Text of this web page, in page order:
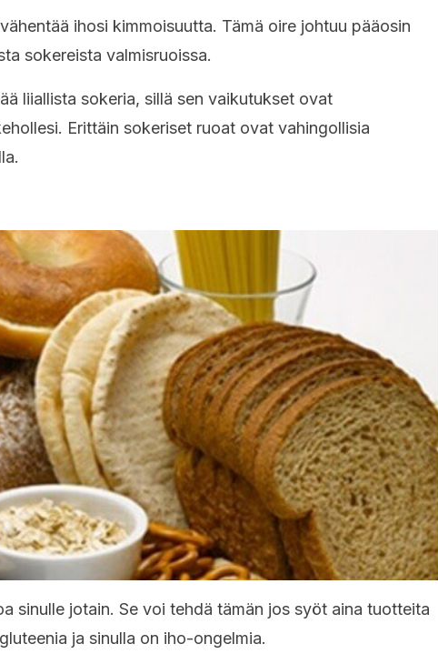
ihosi kimmoisuutta. Tämä oire johtuu pääosin
sokereista valmisruoissa.
liiallista sokeria, sillä sen vaikutukset ovat
Erittäin sokeriset ruoat ovat vahingollisia
sinulle jotain. Se voi tehdä tämän jos syöt aina tuotteita
ja sinulla on iho-ongelmia.